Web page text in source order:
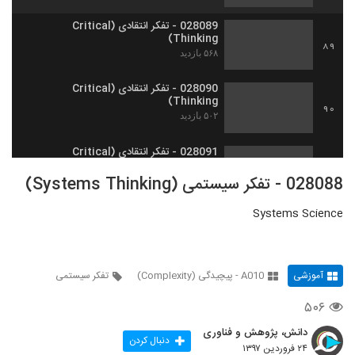
89
028089 - تفکر انتقادی (Critical
Thinking)
۵۶۸ بازدید
90
028090 - تفکر انتقادی (Critical
Thinking)
۵۰۲ بازدید
028091 - تفکر انتقادی (Critical
۵۰۷ بازدید
028093 - تفکر انتقادی (Critical
028088 - تفکر سیستمی (Systems Thinking)
Systems Science
آموزشی A010 - پیچیدگی (Complexity) تفکر سیستمی
۵۰۶
دانش، پژوهش و فناوری
۲۴ فروردین ۱۳۹۷ دنبال کردن